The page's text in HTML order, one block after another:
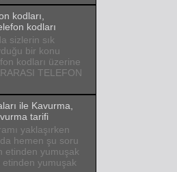
kodları,
kodları
sizlerin sık
bir konu
kodları üzerine
TELEFON
ile Kavurma,
tarifi
yaklaşırken
hemen şu soru
etinden yumuşak
etinden yumuşak